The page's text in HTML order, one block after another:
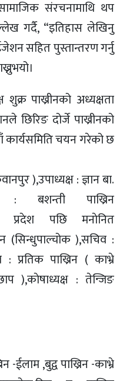
संरचनामाथि थप
गर्दै, “इतिहास लेखिनु
सहित पुस्तान्तरण गर्नु
पाख्रीनको अध्यक्षता
छिरिङ दोर्जे पाख्रीनको
कार्यसमिति चयन गरेको छ
),उपाध्यक्ष : ज्ञान बा.
: बशन्ती पाख्रिन
प्रदेश पछि मनाेनित
(सिन्धुपाल्चोक ),सचिव :
प्रतिक पाख्रिन ( काभ्रे
),काेषाध्यक्ष : तेन्जिङ
-ईलाम ,बुद्व पाख्रिन -काभ्रे